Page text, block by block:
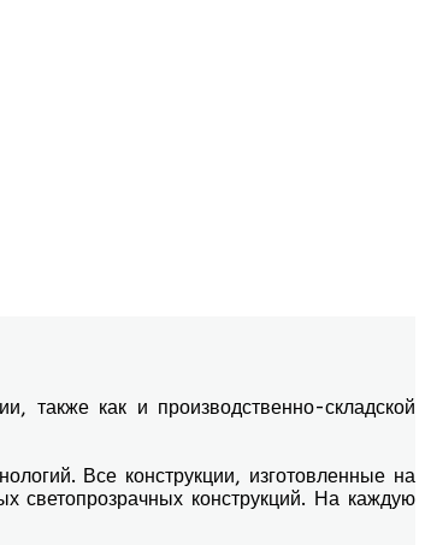
как и производственно-складской
Все конструкции, изготовленные на
светопрозрачных конструкций. На каждую